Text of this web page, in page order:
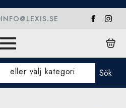
INFO@LEXIS.SE
eller välj kategori Sök